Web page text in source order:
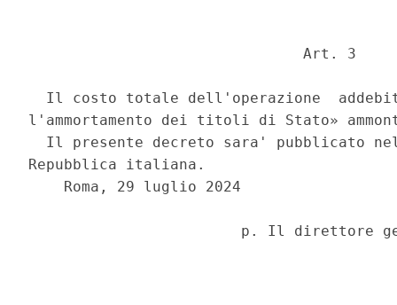
                               Art. 3
Il costo totale dell'operazione
l'ammortamento dei titoli di Stato»
Il presente decreto sara' pubblicato
Repubblica italiana.
    Roma, 29 luglio 2024